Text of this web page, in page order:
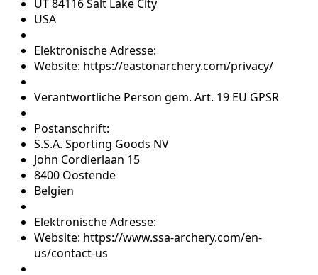
UT 84116 Salt Lake City
USA
Elektronische Adresse:
Website: https://eastonarchery.com/privacy/
Verantwortliche Person gem. Art. 19 EU GPSR
Postanschrift:
S.S.A. Sporting Goods NV
John Cordierlaan 15
8400 Oostende
Belgien
Elektronische Adresse:
Website: https://www.ssa-archery.com/en-
us/contact-us